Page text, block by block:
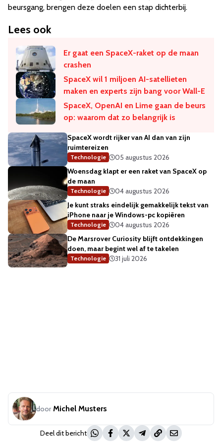
beursgang, brengen deze doelen een stap dichterbij.
Lees ook
Er gaat een SpaceX-raket op de maan
crashen
SpaceX wil 1 miljoen AI-satellieten
maken en experts zijn bang voor Wall-E
SpaceX, OpenAI en Lime gaan de beurs
op: waarom dat zo belangrijk is
SpaceX wordt rijker van AI dan van zijn
ruimtereizen
Technologie
05 augustus 2026
Woensdag klapt er een raket van SpaceX op
de maan
Technologie
04 augustus 2026
Je kunt straks eindelijk gemakkelijk tekst van
iPhone naar je Windows-pc kopiëren
Technologie
04 augustus 2026
De Marsrover Curiosity blijft ontdekkingen
doen, maar begint wel af te takelen
Technologie 31 juli 2026
door Michel Musters
Deel dit bericht